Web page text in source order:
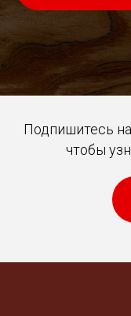
Подпишитесь
чтобы